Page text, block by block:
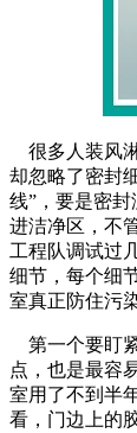
很多人装风
却忽略了密封
线”，要是密
进洁净区，不
工程队调试过
细节，每个细
室真正防住污染
第一个要盯
点，也是最容
室用了不到半
看，门边上的